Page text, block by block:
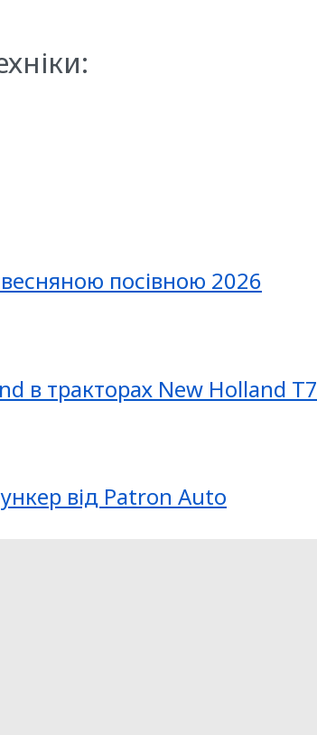
весняною посівною 2026
в тракторах New Holland T7
від Patron Auto